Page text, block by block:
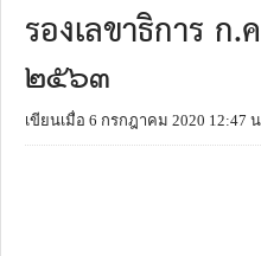
รองเลขาธิการ ก.
๒๕๖๓
เขียนเมื่อ 6 กรกฎาคม 2020 12:47